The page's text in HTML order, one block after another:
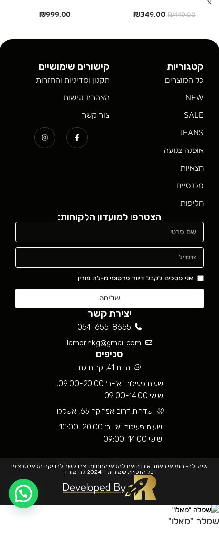
₪449.00
₪349.00
₪999.00
קטגוריות
כל המוצרים
NEW
SALE
JEANS
אופנה צנועה
חצאיות
מכנסיים
חליפות
קישורים שימושיים
תקנון ומדיניות והחזרות
הצהרת נגישות
צור קשר
הצטרפו למועדון הלקוחות:
אני מסכים לקבל דיוור פרסומי מ-לה מורין
שליחה
יצירת קשר
054-655-8655
lamorinkg@gmail.com
סניפים
הזית 41, קרית גת
שעות פעילות: א׳-ה׳ 09:00-20:00,
שישי 09:00-14:00
שדרות דרום אפריקה 65, אשקלון
שעות פעילות: א׳-ה׳ 10:00-20:00,
שישי 09:00-14:00
שימו לב- המלאי באתר אינו תואם למלאי החנויות, צרו קשר לבדיקת מלאי ספציפי
כל הזכויות שמורות - 2024 לה מורין
שמלה "מאלו"